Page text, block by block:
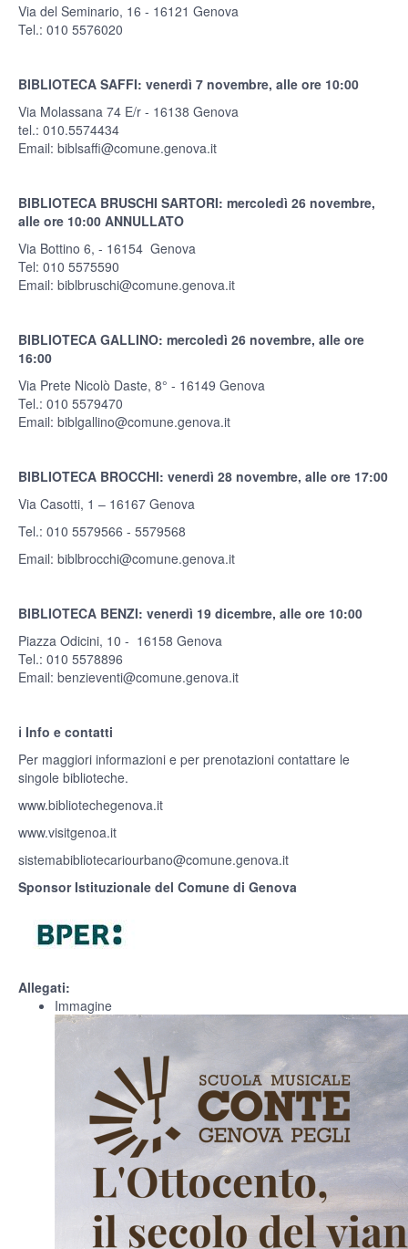
Via del Seminario, 16 - 16121 Genova
Tel.: 010 5576020
BIBLIOTECA SAFFI: venerdì 7 novembre, alle ore 10:00
Via Molassana 74 E/r - 16138 Genova
tel.: 010.5574434
Email: biblsaffi@comune.genova.it
BIBLIOTECA BRUSCHI SARTORI: mercoledì 26 novembre,
alle ore 10:00 ANNULLATO
Via Bottino 6, - 16154 Genova
Tel: 010 5575590
Email: biblbruschi@comune.genova.it
BIBLIOTECA GALLINO: mercoledì 26 novembre, alle ore
16:00
Via Prete Nicolò Daste, 8° - 16149 Genova
Tel.: 010 5579470
Email: biblgallino@comune.genova.it
BIBLIOTECA BROCCHI: venerdì 28 novembre, alle ore 17:00
Via Casotti, 1 – 16167 Genova
Tel.: 010 5579566 - 5579568
Email: biblbrocchi@comune.genova.it
BIBLIOTECA BENZI: venerdì 19 dicembre, alle ore 10:00
Piazza Odicini, 10 - 16158 Genova
Tel.: 010 5578896
Email: benzieventi@comune.genova.it
ℹ️ Info e contatti
Per maggiori informazioni e per prenotazioni contattare le
singole biblioteche.
www.bibliotechegenova.it
www.visitgenoa.it
sistemabibliotecariourbano@comune.genova.it
Sponsor Istituzionale del Comune di Genova
Allegati:
Immagine